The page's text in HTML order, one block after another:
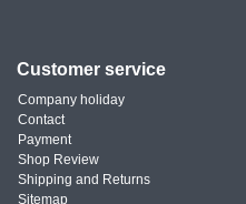
Customer service
Company holiday
Contact
Payment
Shop Review
Shipping and Returns
Sitemap